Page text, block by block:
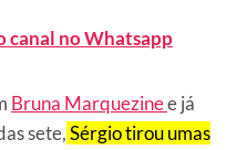
canal no Whatsapp
Bruna Marquezinee já
sete,Sérgio tirou umas